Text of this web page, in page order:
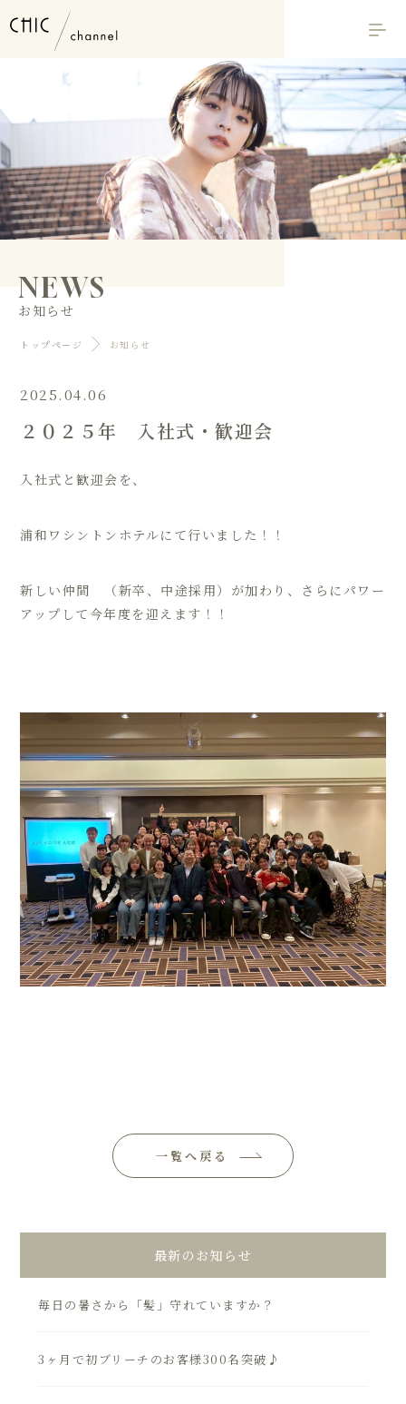
NEWS
お知らせ
トップページ お知らせ
2025.04.06
２０２５年 入社式・歓迎会
入社式と歓迎会を、
浦和ワシントンホテルにて行いました！！
新しい仲間 （新卒、中途採用）が加わり、さらにパワー
アップして今年度を迎えます！！
一覧へ戻る
最新のお知らせ
毎日の暑さから「髪」守れていますか？
3ヶ月で初ブリーチのお客様300名突破♪